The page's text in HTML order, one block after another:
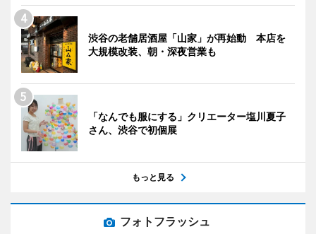
渋谷の老舗居酒屋「山家」が再始動 本店を
大規模改装、朝・深夜営業も
「なんでも服にする」クリエーター塩川夏子
さん、渋谷で初個展
もっと見る
フォトフラッシュ